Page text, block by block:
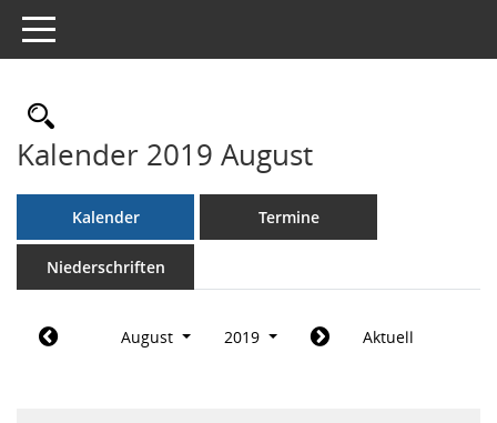
Toggle navigation
Rechercheauswahl
Kalender 2019 August
Kalender Termine
Niederschriften
August 2019 Aktuell